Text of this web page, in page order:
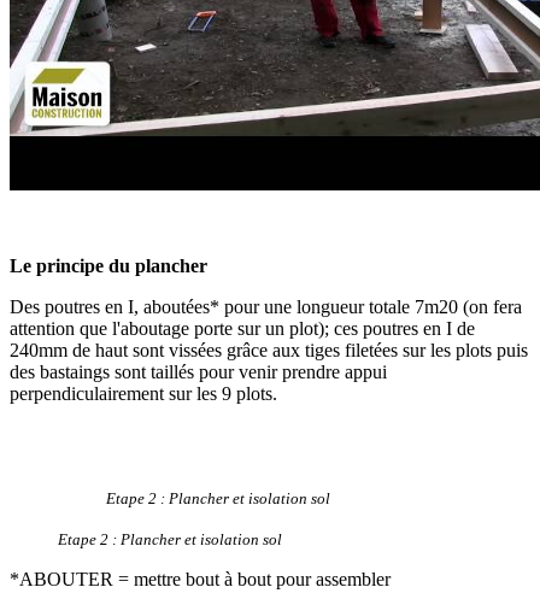
Le principe du plancher
Des poutres en I, aboutées* pour une longueur totale 7m20 (on fera
attention que l'aboutage porte sur un plot); ces poutres en I de
240mm de haut sont vissées grâce aux tiges filetées sur les plots puis
des bastaings sont taillés pour venir prendre appui
perpendiculairement sur les 9 plots.
Etape 2 : Plancher et isolation sol
Etape 2 : Plancher et isolation sol
*ABOUTER = mettre bout à bout pour assembler